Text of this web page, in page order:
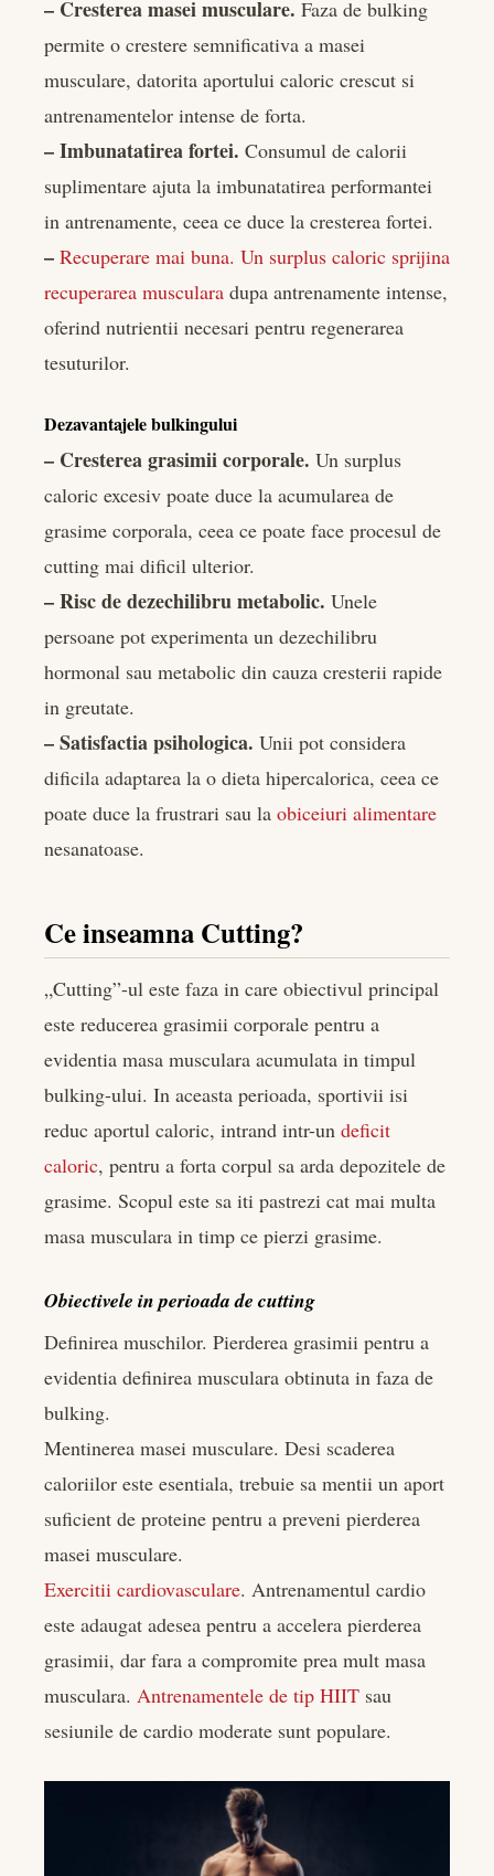
– Cresterea masei musculare. Faza de bulking
permite o crestere semnificativa a masei
musculare, datorita aportului caloric crescut si
antrenamentelor intense de forta.
– Imbunatatirea fortei. Consumul de calorii
suplimentare ajuta la imbunatatirea performantei
in antrenamente, ceea ce duce la cresterea fortei.
– Recuperare mai buna. Un surplus caloric sprijina
recuperarea musculara dupa antrenamente intense,
oferind nutrientii necesari pentru regenerarea
tesuturilor.
Dezavantajele bulkingului
– Cresterea grasimii corporale. Un surplus
caloric excesiv poate duce la acumularea de
grasime corporala, ceea ce poate face procesul de
cutting mai dificil ulterior.
– Risc de dezechilibru metabolic. Unele
persoane pot experimenta un dezechilibru
hormonal sau metabolic din cauza cresterii rapide
in greutate.
– Satisfactia psihologica. Unii pot considera
dificila adaptarea la o dieta hipercalorica, ceea ce
poate duce la frustrari sau la obiceiuri alimentare
nesanatoase.
Ce inseamna Cutting?
„Cutting”-ul este faza in care obiectivul principal
este reducerea grasimii corporale pentru a
evidentia masa musculara acumulata in timpul
bulking-ului. In aceasta perioada, sportivii isi
reduc aportul caloric, intrand intr-un deficit
caloric, pentru a forta corpul sa arda depozitele de
grasime. Scopul este sa iti pastrezi cat mai multa
masa musculara in timp ce pierzi grasime.
Obiectivele in perioada de cutting
Definirea muschilor. Pierderea grasimii pentru a
evidentia definirea musculara obtinuta in faza de
bulking.
Mentinerea masei musculare. Desi scaderea
caloriilor este esentiala, trebuie sa mentii un aport
suficient de proteine pentru a preveni pierderea
masei musculare.
Exercitii cardiovasculare. Antrenamentul cardio
este adaugat adesea pentru a accelera pierderea
grasimii, dar fara a compromite prea mult masa
musculara. Antrenamentele de tip HIIT sau
sesiunile de cardio moderate sunt populare.